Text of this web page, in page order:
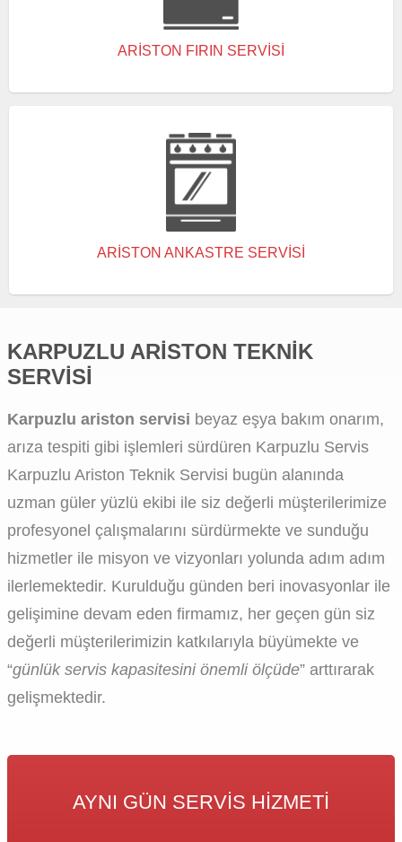
ARISTON FIRIN SERVISI
ARISTON ANKASTRE SERVISI
KARPUZLU ARISTON TEKNIK
SERVISI
Karpuzlu ariston servisi beyaz eşya bakım onarım,
arıza tespiti gibi işlemleri sürdüren Karpuzlu Servis
Karpuzlu Ariston Teknik Servisi bugün alanında
uzman güler yüzlü ekibi ile siz değerli müşterilerimize
profesyonel çalışmalarını sürdürmekte ve sunduğu
hizmetler ile misyon ve vizyonları yolunda adım adım
ilerlemektedir. Kurulduğu günden beri inovasyonlar ile
gelişimine devam eden firmamız, her geçen gün siz
değerli müşterilerimizin katkılarıyla büyümekte ve
“günlük servis kapasitesini önemli ölçüde” arttırarak
gelişmektedir.
AYNI GÜN SERVIS HIZMETI